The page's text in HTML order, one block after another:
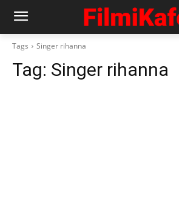
Tags Singer rihanna
Tag: Singer rihanna